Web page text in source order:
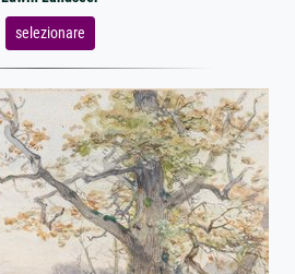
selezionare